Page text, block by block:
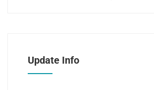
Update Info